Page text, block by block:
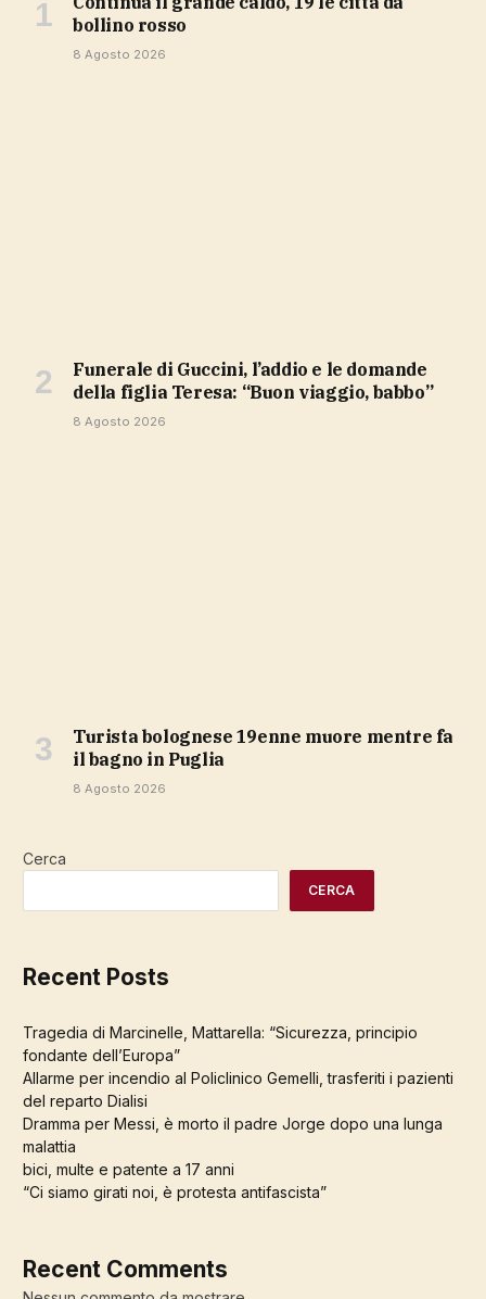
bollino rosso
8 Agosto 2026
Funerale di Guccini, l’addio e le domande
della figlia Teresa: “Buon viaggio, babbo”
8 Agosto 2026
Turista bolognese 19enne muore mentre fa
il bagno in Puglia
8 Agosto 2026
Cerca
CERCA
Recent Posts
Tragedia di Marcinelle, Mattarella: “Sicurezza, principio
fondante dell’Europa”
Allarme per incendio al Policlinico Gemelli, trasferiti i pazienti
del reparto Dialisi
Dramma per Messi, è morto il padre Jorge dopo una lunga
malattia
bici, multe e patente a 17 anni
“Ci siamo girati noi, è protesta antifascista”
Recent Comments